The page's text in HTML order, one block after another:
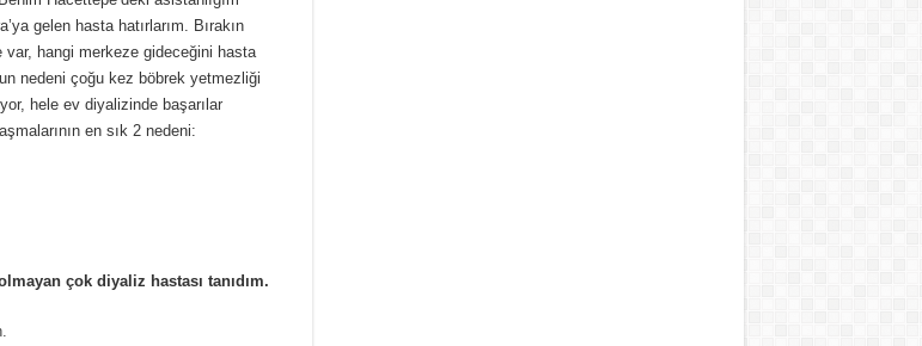
gelen hasta hatırlarım. Bırakın
hangi merkeze gideceğini hasta
nedeni çoğu kez böbrek yetmezliği
hele ev diyalizinde başarılar
en sık 2 nedeni:
çok diyaliz hastası tanıdım.